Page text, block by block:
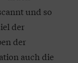
und so
der
der
auch die